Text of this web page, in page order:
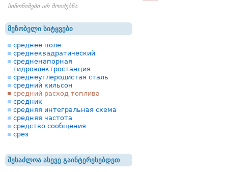
სინონიმები არ მოიძებნა
მეზობელი სიტყვები
среднее поле
среднеквадратический
средненапорная
гидроэлектростанция
среднеуглеродистая сталь
средний кильсон
средний расход топлива
средник
средняя интегральная схема
средняя частота
средство сообщения
срез
შესაძლოა ასევე გაინტერესებდეთ